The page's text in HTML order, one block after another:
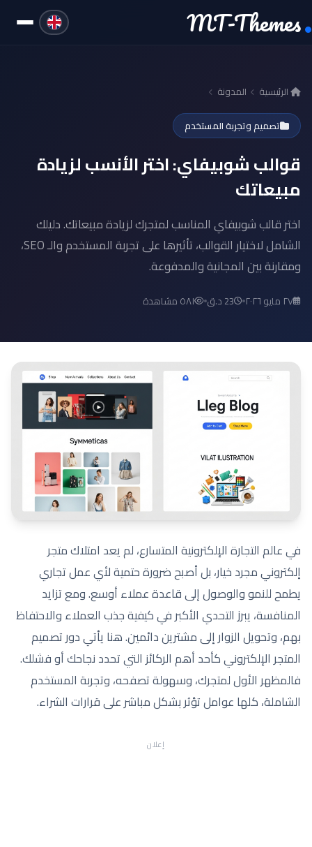
MT-Themes
الرئيسية المدونة
تصميم وتجربة المستخدم
قوالب شوبيفاي: اختر الأنسب لزيادة
مبيعاتك
اختر قالب شوبيفاي المناسب لمتجرك لزيادة مبيعاتك. دليلك
الشامل لاختيار القوالب، تأثيرها على تجربة المستخدم والـ SEO،
ومقارنة بين المجانية والمدفوعة.
٢٧ مايو ٢٠٢٦ 23 د.ق ٥٨١ مشاهدة
في عالم التجارة الإلكترونية المتسارع، لم يعد امتلاك متجر
إلكتروني مجرد خيار، بل أصبح ضرورة حتمية لأي عمل تجاري
يطمح للنمو والوصول إلى قاعدة عملاء أوسع. ومع تزايد
المنافسة، يبرز التحدي الأكبر في كيفية جذب العملاء والاحتفاظ
بهم، وتحويل الزوار إلى مشترين دائمين. هنا يأتي دور تصميم
المتجر الإلكتروني كأحد أهم الركائز التي تحدد نجاحك أو فشلك.
فالمظهر الأول لمتجرك، وسهولة تصفحه، وتجربة المستخدم
الشاملة، كلها عوامل تؤثر بشكل مباشر على قرارات الشراء.
إعلان